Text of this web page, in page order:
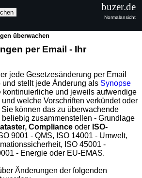
überwachen
per Email - Ihr
jede Gesetzesänderung per Email
und stellt jede Änderung als Synopse
kontinuierliche und jeweils aufwendige
welche Vorschriften verkündet oder
können das zu überwachende
beliebig zusammenstellen - Grundlage
Compliance oder ISO-
9001 - QMS, ISO 14001 - Umwelt,
ISO 45001 -
- Energie oder EU-EMAS.
Änderungen der folgenden
buzer.de
Normalansicht